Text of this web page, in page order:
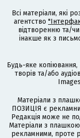
Всі матеріали, які
агентство
відтворенню та/
інакше як з
Будь-яке
творів та/або
Матеріали з
ПОЗИЦІЯ є
Редакція може не
Матеріали з
рекламними, проте